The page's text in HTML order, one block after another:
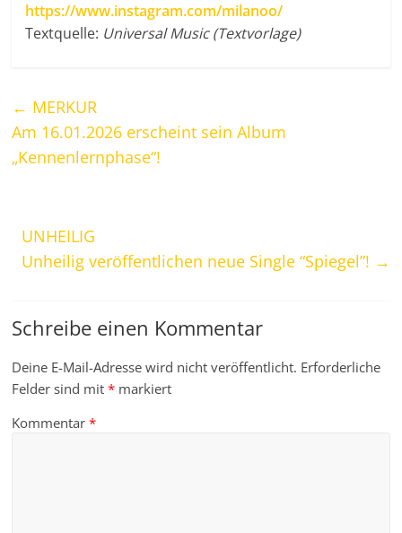
https://www.instagram.com/milanoo/
Textquelle: Universal Music (Textvorlage)
← MERKUR
Am 16.01.2026 erscheint sein Album
„Kennenlernphase“!
UNHEILIG
Unheilig veröffentlichen neue Single “Spiegel”! →
Schreibe einen Kommentar
Deine E-Mail-Adresse wird nicht veröffentlicht. Erforderliche
Felder sind mit* markiert
Kommentar*